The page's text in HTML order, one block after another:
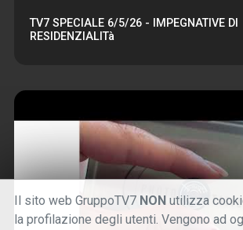
TV7 SPECIALE 6/5/26 - IMPEGNATIVE DI
RESIDENZIALITà
Il sito web GruppoTV7 NON utilizza
la profilazione degli utenti. Vengono ad